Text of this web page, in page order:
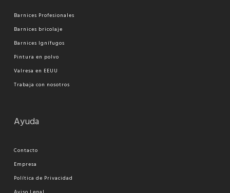
Barnices Profesionales
Barnices bricolaje
Barnices Ignífugos
Pintura en polvo
Valresa en EEUU
Trabaja con nosotros
Ayuda
Contacto
Empresa
Política de Privacidad